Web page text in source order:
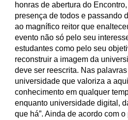
honras de abertura do
presença de todos e passando
ao magnífico reitor que
evento não só pelo seu
estudantes como pelo seu
reconstruir a imagem da
deve ser reescrita. Nas palavras
universidade que valoriza a
conhecimento em qualquer
enquanto universidade digital,
que há”. Ainda de acordo com